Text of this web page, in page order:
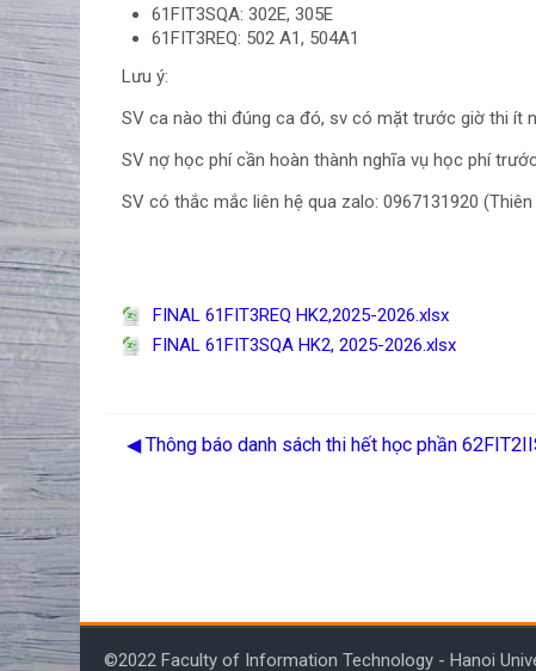
61FIT3SQA: 302E, 305E
61FIT3REQ: 502 A1, 504A1
Lưu ý:
SV ca nào thi đúng ca đó, sv có mặt trước giờ thi ít
SV nợ học phí cần hoàn thành nghĩa vụ học phí
SV có thắc mắc liên hệ qua zalo: 0967131920 (Thiên
FINAL 61FIT3REQ HK2,2025-2026.xlsx
FINAL 61FIT3SQA HK2, 2025-2026.xlsx
◀︎ Thông báo danh sách thi hết học phần
©2022 Faculty of Information Technology - Hanoi